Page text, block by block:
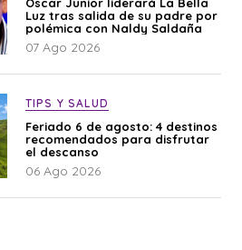
Luz tras salida de su padre por
polémica con Naldy Saldaña
07 Ago 2026
TIPS Y SALUD
Feriado 6 de agosto: 4 destinos
recomendados para disfrutar
el descanso
06 Ago 2026